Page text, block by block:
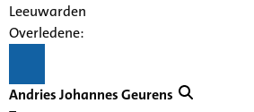
Leeuwarden
Overledene:
Andries Johannes Geurens